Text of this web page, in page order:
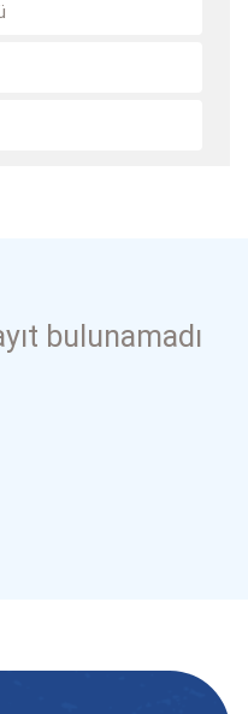
bulunamadı